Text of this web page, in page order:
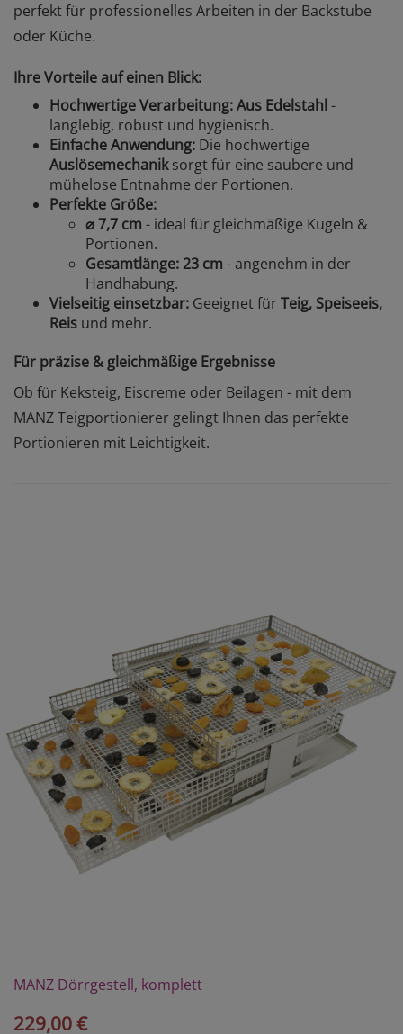
perfekt für professionelles Arbeiten in der Backstube
oder Küche.
Ihre Vorteile auf einen Blick:
Hochwertige Verarbeitung:Aus Edelstahl -
langlebig, robust und hygienisch.
Einfache Anwendung: Die hochwertige
Auslösemechaniksorgt für eine saubere und
mühelose Entnahme der Portionen.
Perfekte Größe:
⌀ 7,7 cm - ideal für gleichmäßige Kugeln &
Portionen.
Gesamtlänge: 23 cm - angenehm in der
Handhabung.
Vielseitig einsetzbar: Geeignet für Teig, Speiseeis,
Reis und mehr.
Für präzise & gleichmäßige Ergebnisse
Ob für Keksteig, Eiscreme oder Beilagen - mit dem
MANZ Teigportionierer gelingt Ihnen das perfekte
Portionieren mit Leichtigkeit.
MANZ Dörrgestell, komplett
229,00 €